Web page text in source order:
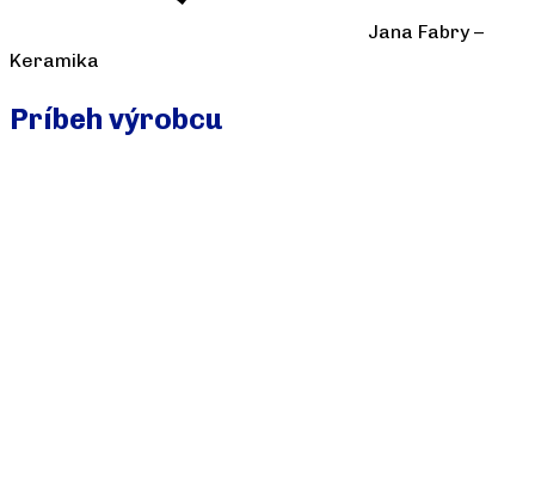
Jana Fabry –
Keramika
Príbeh výrobcu